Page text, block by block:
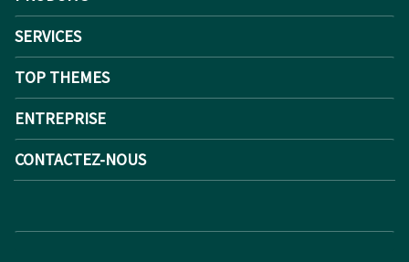
SERVICES
TOP THEMES
ENTREPRISE
CONTACTEZ-NOUS